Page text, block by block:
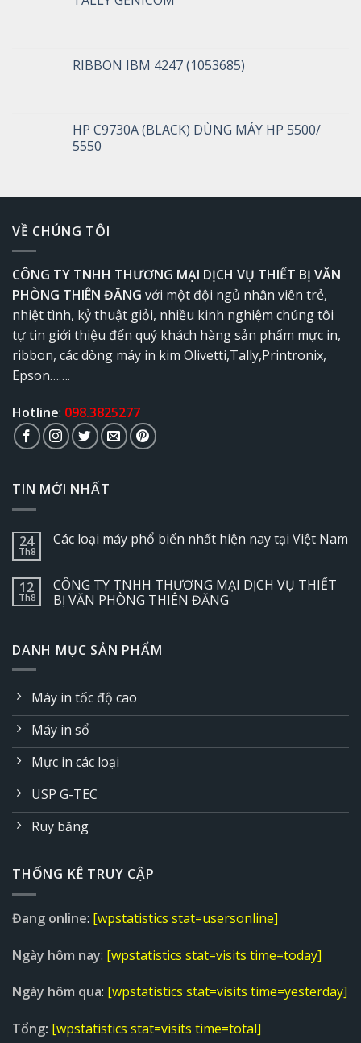
RIBBON IBM 4247 (1053685)
HP C9730A (BLACK) DÙNG MÁY HP 5500/
5550
VỀ CHÚNG TÔI
CÔNG TY TNHH THƯƠNG MẠI DỊCH VỤ THIẾT BỊ VĂN
PHÒNG THIÊN ĐĂNG với một đội ngủ nhân viên trẻ,
nhiệt tình, kỷ thuật giỏi, nhiều kinh nghiệm chúng tôi
tự tin giới thiệu đến quý khách hàng sản phẩm mực in,
ribbon, các dòng máy in kim Olivetti,Tally,Printronix,
Epson…….
Hotline: 098.3825277
TIN MỚI NHẤT
24
Th8
Các loại máy phổ biến nhất hiện nay tại Việt Nam
12
Th8
CÔNG TY TNHH THƯƠNG MẠI DỊCH VỤ THIẾT
BỊ VĂN PHÒNG THIÊN ĐĂNG
DANH MỤC SẢN PHẨM
Máy in tốc độ cao
Máy in sổ
Mực in các loại
USP G-TEC
Ruy băng
THỐNG KÊ TRUY CẬP
Đang online: [wpstatistics stat=usersonline]
Ngày hôm nay: [wpstatistics stat=visits time=today]
Ngày hôm qua: [wpstatistics stat=visits time=yesterday]
Tổng: [wpstatistics stat=visits time=total]